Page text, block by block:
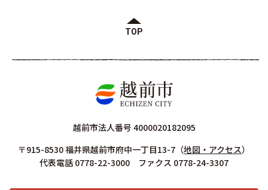
TOP
越前市法人番号 4000020182095
〒915-8530 福井県越前市府中一丁目13-7 （地図・アクセス）
代表電話 0778-22-3000 ファクス 0778-24-3307